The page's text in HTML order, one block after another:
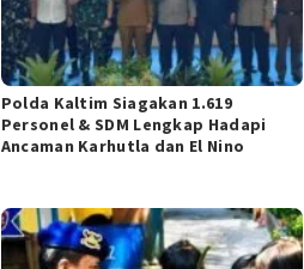
Polda Kaltim Siagakan 1.619
Personel & SDM Lengkap Hadapi
Ancaman Karhutla dan El Nino